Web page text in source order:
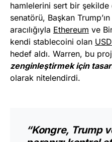
hamlelerini sert bir
senatörü, Başkan
aracılığıyla Ethereum ve
kendi stablecoini olan
hedef aldı. Warren, bu
zenginleştirmek için
olarak nitelendirdi.
“Kongre, Trump